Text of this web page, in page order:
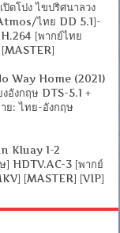
ดโปง ไขปริศนาลวง
ไทย DD 5.1]-
[พากย์ไทย
Way Home (2021)
งอังกฤษ DTS-5.1 +
ย: ไทย-อังกฤษ
Kluay 1-2
] HDTV.AC-3 [พากย์
[MASTER] [VIP]